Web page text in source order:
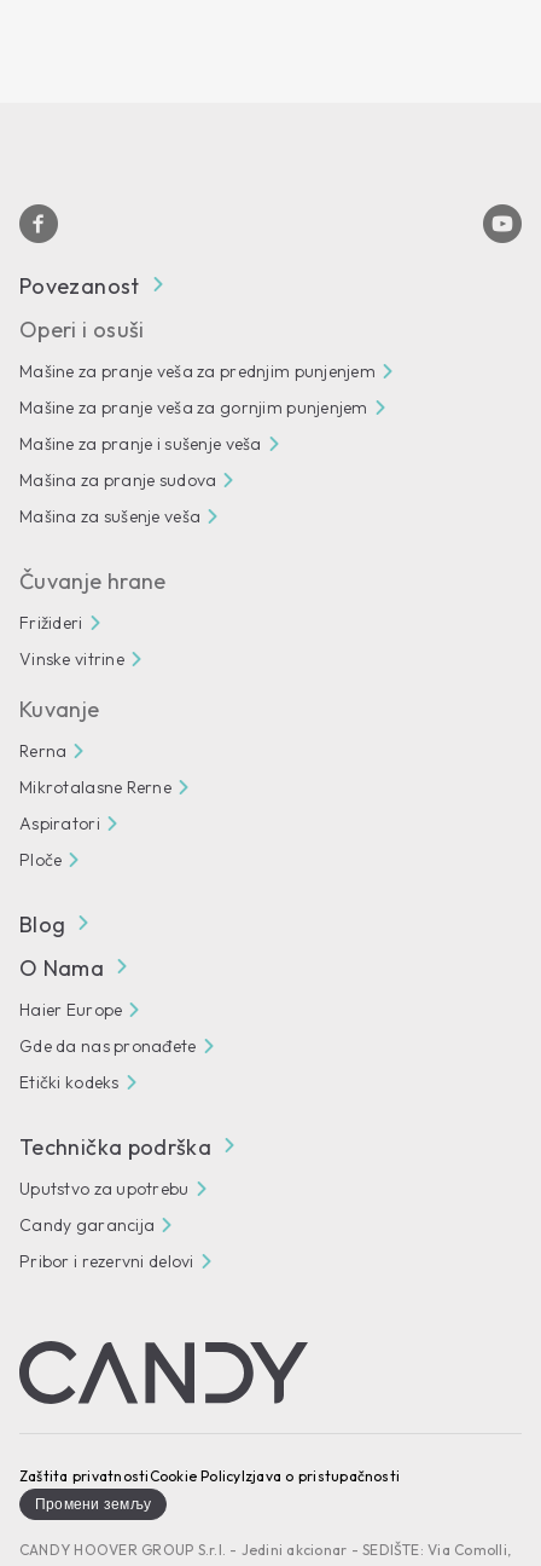
Povezanost
Operi i osuši
Mašine za pranje veša za prednjim punjenjem
Mašine za pranje veša za gornjim punjenjem
Mašine za pranje i sušenje veša
Mašina za pranje sudova
Mašina za sušenje veša
Čuvanje hrane
Frižideri
Vinske vitrine
Kuvanje
Rerna
Mikrotalasne Rerne
Aspiratori
Ploče
Blog
O Nama
Haier Europe
Gde da nas pronađete
Etički kodeks
Technička podrška
Uputstvo za upotrebu
Candy garancija
Pribor i rezervni delovi
CANDY HOOVER GROUP S.r.I. - Jedini akcionar - SEDIŠTE: Via Comolli,
Zaštita privatnostiCookie PolicyIzjava o pristupačnosti
Промени земљу